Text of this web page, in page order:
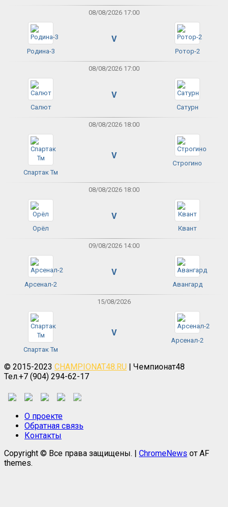
08/08/2026 17:00
Родина-3
V
Ротор-2
08/08/2026 17:00
Салют
V
Сатурн
08/08/2026 18:00
Спартак Тм
V
Строгино
08/08/2026 18:00
Орёл
V
Квант
09/08/2026 14:00
Арсенал-2
V
Авангард
15/08/2026
Спартак Тм
V
Арсенал-2
© 2015-2023 CHAMPIONAT48.RU | Чемпионат48
Тел.+7 (904) 294-62-17
О проекте
Обратная связь
Контакты
Copyright © Все права защищены. | ChromeNews от AF
themes.